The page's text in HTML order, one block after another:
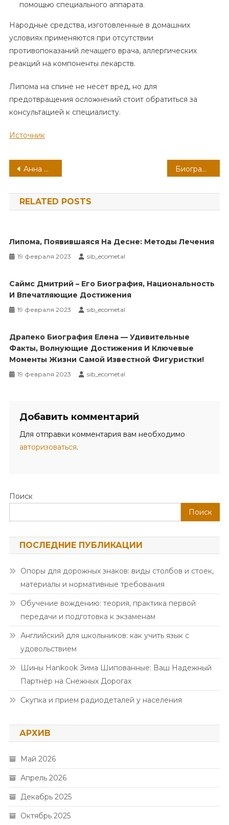
помощью специального аппарата.
Народные средства, изготовленные в домашних
условиях применяются при отсутствии
противопоказаний лечащего врача, аллергических
реакций на компоненты лекарств.
Липома на спине не несет вред, но для
предотвращения осложнений стоит обратиться за
консультацией к специалисту.
Источник
Навигация
по
записям
Анна Правдина — великий спортсмен и успешный тренер, биография, достижения, интересные факты Биография Микульчина Анастасия — самая полная информация о жизни и карьере
RELATED POSTS
Липома, Появившаяся На Десне: Методы Лечения
19 февраля 2023 sib_ecometal
Саймс Дмитрий – Его Биография, Национальность
И Впечатляющие Достижения
19 февраля 2023 sib_ecometal
Драпеко Биография Елена — Удивительные
Факты, Волнующие Достижения И Ключевые
Моменты Жизни Самой Известной Фигуристки!
19 февраля 2023 sib_ecometal
Добавить комментарий
Для отправки комментария вам необходимо
авторизоваться.
Поиск
Поиск
ПОСЛЕДНИЕ ПУБЛИКАЦИИ
Опоры для дорожных знаков: виды столбов и стоек,
материалы и нормативные требования
Обучение вождению: теория, практика первой
передачи и подготовка к экзаменам
Английский для школьников: как учить язык с
удовольствием
Шины Hankook Зима Шипованные: Ваш Надежный
Партнёр на Снежных Дорогах
Скупка и прием радиодеталей у населения
АРХИВ
Май 2026
Апрель 2026
Декабрь 2025
Октябрь 2025